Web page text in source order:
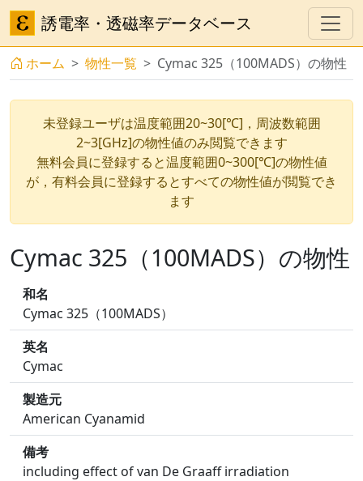
誘電率・透磁率データベース
ホーム 物性一覧 Cymac 325（100MADS）の物性
未登録ユーザは温度範囲20~30[℃]，周波数範囲
2~3[GHz]の物性値のみ閲覧できます
無料会員に登録すると温度範囲0~300[℃]の物性値
が，有料会員に登録するとすべての物性値が閲覧でき
ます
Cymac 325（100MADS）の物性
和名
Cymac 325（100MADS）
英名
Cymac
製造元
American Cyanamid
備考
including effect of van De Graaff irradiation